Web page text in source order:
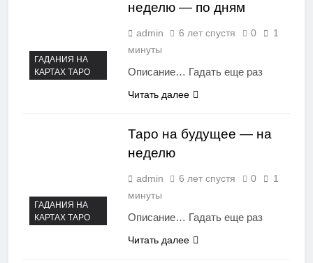
ГАДАНИЯ НА
КАРТАХ ТАРО
неделю — по дням
admin 6 лет спустя 0
1
минуты
Описание… Гадать еще раз
Читать далее
ГАДАНИЯ НА
КАРТАХ ТАРО
Таро на будущее — на
неделю
admin 6 лет спустя 0
1
минуты
Описание… Гадать еще раз
Читать далее